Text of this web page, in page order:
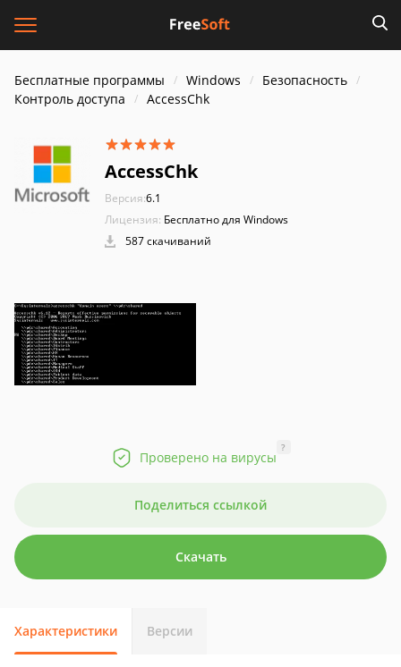
Бесплатные программы Windows
Безопасность
Контроль доступа
AccessChk
AccessChk
Версия:6.1
Лицензия: Бесплатно для Windows
587 скачиваний
Проверено на вирусы
?
Поделиться ссылкой
Скачать
Характеристики Версии